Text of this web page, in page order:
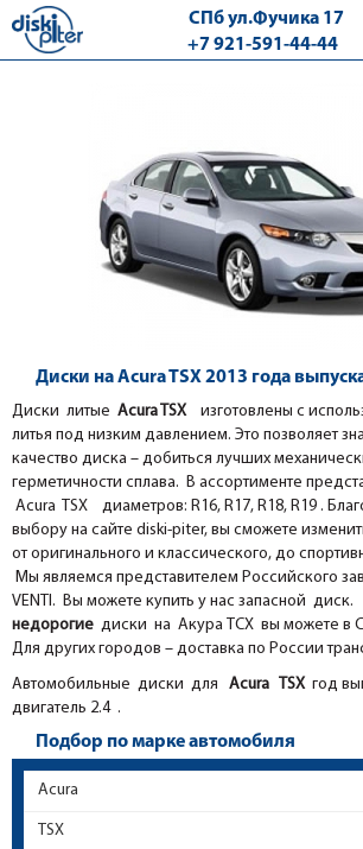
СПб ул.Фучика 17
+7 921-591-44-44
Диски на Acura TSX 2013 года
Диски литые Acura TSX изготовлены с
литья под низким давлением. Это позволяет
качество диска – добиться лучших
герметичности сплава. В ассортименте
Acura TSX диаметров: R16, R17, R18, R19 .
выбору на сайте diski-piter, вы сможете
от оригинального и классического, до
Мы являемся представителем Российского
VENTI. Вы можете купить у нас запасной
недорогие диски на Акура ТСХ вы можете в
Для других городов – доставка по России
Автомобильные диски для
Acura TSXгод
двигатель 2.4 .
Подбор по марке автомобиля